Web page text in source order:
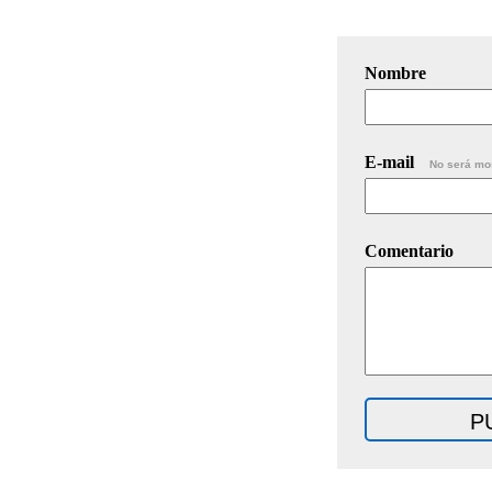
Nombre
E-mail No será
Comentario